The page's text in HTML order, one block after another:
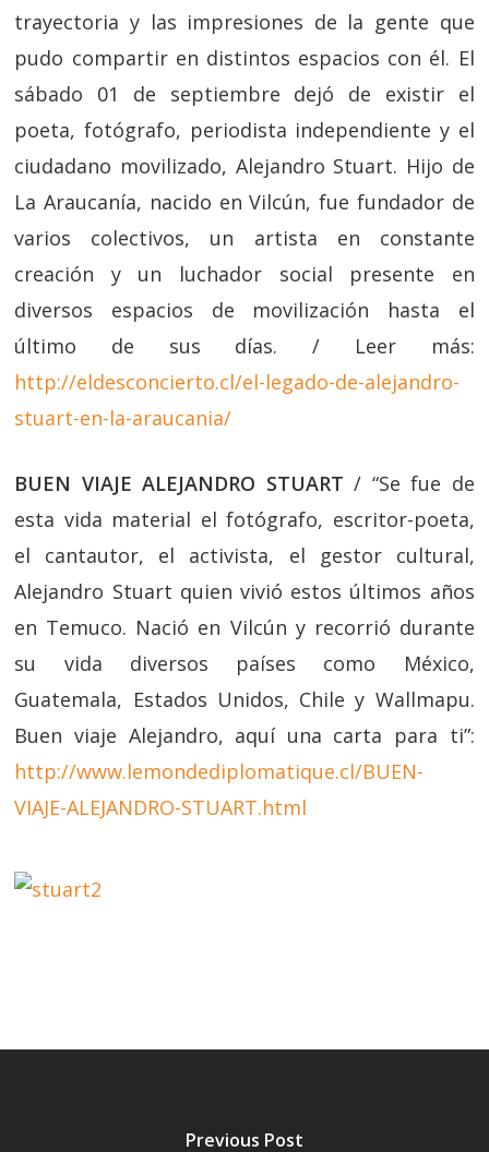
trayectoria y las impresiones de la gente que
pudo compartir en distintos espacios con él. El
sábado 01 de septiembre dejó de existir el
poeta, fotógrafo, periodista independiente y el
ciudadano movilizado, Alejandro Stuart. Hijo de
La Araucanía, nacido en Vilcún, fue fundador de
varios colectivos, un artista en constante
creación y un luchador social presente en
diversos espacios de movilización hasta el
último de sus días. / Leer más:
http://eldesconcierto.cl/el-legado-de-alejandro-
stuart-en-la-araucania/
BUEN VIAJE ALEJANDRO STUART / “Se fue de
esta vida material el fotógrafo, escritor-poeta,
el cantautor, el activista, el gestor cultural,
Alejandro Stuart quien vivió estos últimos años
en Temuco. Nació en Vilcún y recorrió durante
su vida diversos países como México,
Guatemala, Estados Unidos, Chile y Wallmapu.
Buen viaje Alejandro, aquí una carta para ti”:
http://www.lemondediplomatique.cl/BUEN-
VIAJE-ALEJANDRO-STUART.html
Previous Post